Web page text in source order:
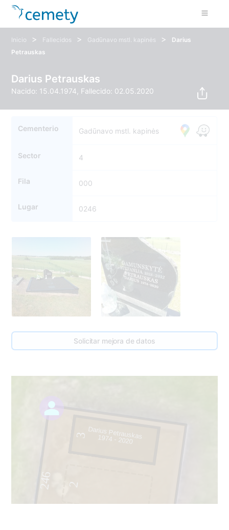
Inicio > Fallecidos > Gadūnavo mstl. kapinės >
Darius
Petrauskas
Darius Petrauskas
Nacido: 15.04.1974, Fallecido: 02.05.2020
Cementerio Gadūnavo mstl. kapinės
Sector 4
Fila 000
Lugar 0246
Solicitar mejora de datos
246 2
3 Darius Petrauskas
1974 - 2020